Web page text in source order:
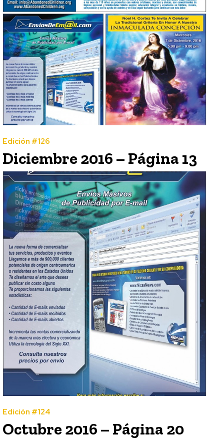
Edición #126
Diciembre 2016 – Página 13
Edición #124
Octubre 2016 – Página 20